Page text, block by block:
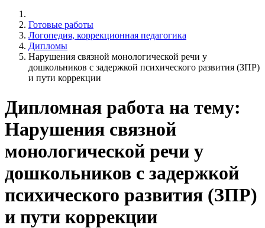
Готовые работы
Логопедия, коррекционная педагогика
Дипломы
Нарушения связной монологической речи у
дошкольников с задержкой психического развития (ЗПР)
и пути коррекции
Дипломная работа на тему:
Нарушения связной
монологической речи у
дошкольников с задержкой
психического развития (ЗПР)
и пути коррекции